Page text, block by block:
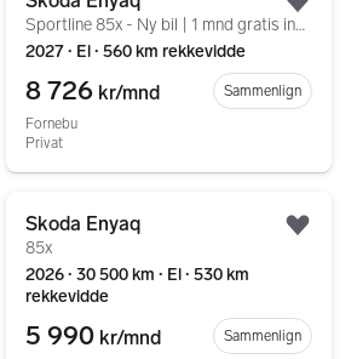
Sportline 85x - Ny bil | 1 mnd gratis innen 10/8
2027 ∙ El ∙ 560 km rekkevidde
8 726 kr/mnd
Sammenlign
Fornebu
Privat
Skoda Enyaq
85x
2026 ∙ 30 500 km ∙ El ∙ 530 km
rekkevidde
5 990 kr/mnd
Sammenlign